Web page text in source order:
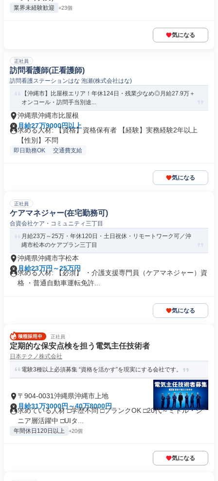
業界未経験歓迎 +23個
気になる
正社員
訪問看護師(正看護師)
訪問看護ステーションはな 泡瀬(株式会社はな)
【沖縄市】比屋根エリア！年休124日・残業少なめ◎月給27.9万＋
オンコール・訪問手当別途...
沖縄県沖縄市比屋根
月給27万9000円以上
求める人材: 【資格】資格保有者 【経験】実務経験2年以上
【性別】不問
即日勤務OK 交通費支給
気になる
正社員
ケアマネジャー(在宅勤務可)
合資会社ケア・コミュニティ三丁目
月給23万～25万・年休120日・土日祝休・リモートワーク可／沖
縄市松本のケアプラン三丁目
沖縄県沖縄市字松本
月給23万円～25万円
求める人材: 【必須】 ・介護支援専門員（ケアマネジャー）資
格 ・普通自動車運転免許...
気になる
正社員
定期的な保安点検を担う電気主任技術者
日本テクノ株式会社
電験3種以上必須募集 “資格を活かす”を現実にする会社です。
〒904-0031沖縄県沖縄市上地
月給31万3000円～40万8000円
求めている人材 □学歴不問 □ブランクOK □20代～ミドル・シ
ニア層活躍中 □UIタ...
年間休日120日以上 +20個
気になる